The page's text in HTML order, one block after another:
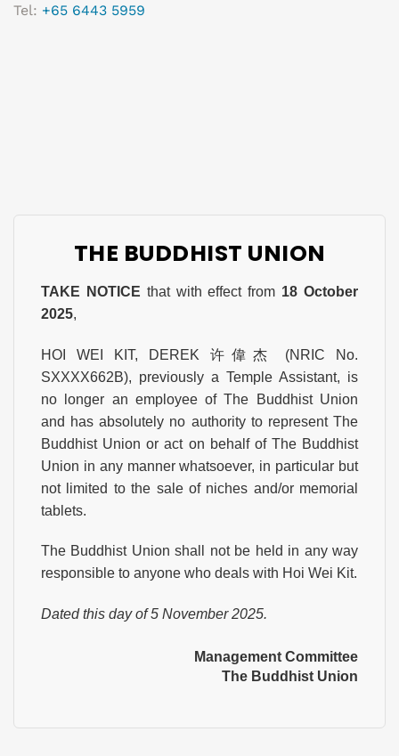
Tel: +65 6443 5959
THE BUDDHIST UNION
TAKE NOTICE that with effect from 18 October
2025,
HOI WEI KIT, DEREK 许偉杰 (NRIC No.
SXXXX662B), previously a Temple Assistant, is
no longer an employee of The Buddhist Union
and has absolutely no authority to represent The
Buddhist Union or act on behalf of The Buddhist
Union in any manner whatsoever, in particular but
not limited to the sale of niches and/or memorial
tablets.
The Buddhist Union shall not be held in any way
responsible to anyone who deals with Hoi Wei Kit.
Dated this day of 5 November 2025.
Management Committee
The Buddhist Union